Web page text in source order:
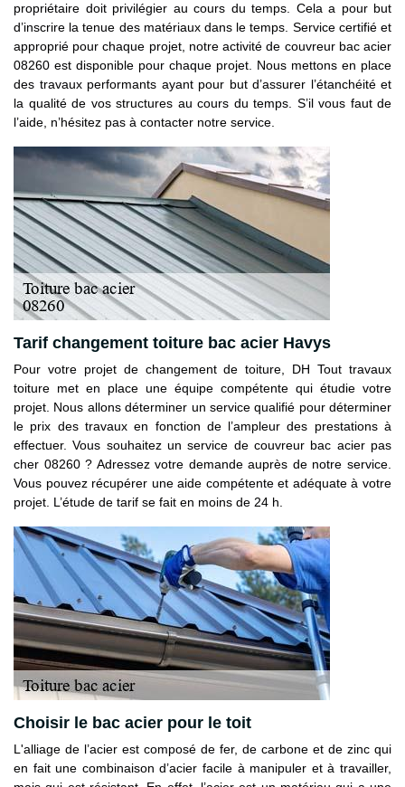
propriétaire doit privilégier au cours du temps. Cela a pour but
d’inscrire la tenue des matériaux dans le temps. Service certifié et
approprié pour chaque projet, notre activité de couvreur bac acier
08260 est disponible pour chaque projet. Nous mettons en place
des travaux performants ayant pour but d’assurer l’étanchéité et
la qualité de vos structures au cours du temps. S’il vous faut de
l’aide, n’hésitez pas à contacter notre service.
Tarif changement toiture bac acier Havys
Pour votre projet de changement de toiture, DH Tout travaux
toiture met en place une équipe compétente qui étudie votre
projet. Nous allons déterminer un service qualifié pour déterminer
le prix des travaux en fonction de l’ampleur des prestations à
effectuer. Vous souhaitez un service de couvreur bac acier pas
cher 08260 ? Adressez votre demande auprès de notre service.
Vous pouvez récupérer une aide compétente et adéquate à votre
projet. L’étude de tarif se fait en moins de 24 h.
Choisir le bac acier pour le toit
L'alliage de l’acier est composé de fer, de carbone et de zinc qui
en fait une combinaison d’acier facile à manipuler et à travailler,